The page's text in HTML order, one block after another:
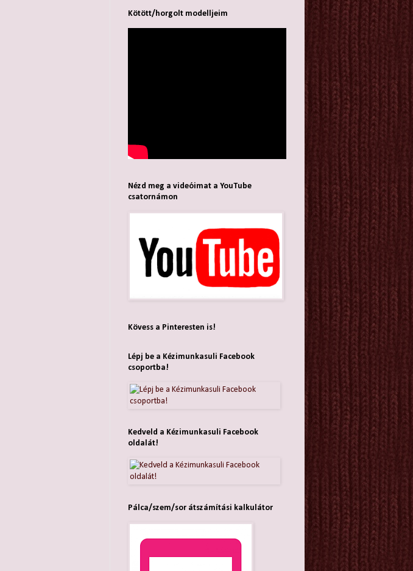
Kötött/horgolt modelljeim
Nézd meg a videóimat a YouTube
csatornámon
Kövess a Pinteresten is!
Lépj be a Kézimunkasuli Facebook
csoportba!
Kedveld a Kézimunkasuli Facebook
oldalát!
Pálca/szem/sor átszámítási kalkulátor